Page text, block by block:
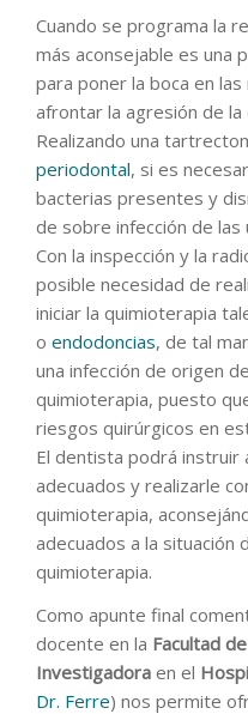
Cuando se programa la
más aconsejable es una
para poner la boca en
afrontar la agresión de la
Realizando una
periodontal, si es
bacterias presentes y
de sobre infección de las
Con la inspección y la
posible necesidad de
iniciar la quimioterapia
o endodoncias, de tal
una infección de origen
quimioterapia, puesto
riesgos quirúrgicos en
El dentista podrá instruir
adecuados y realizarle
quimioterapia,
adecuados a la situación
quimioterapia.
Como apunte final
docente en la Facultad
Investigadora en el
Dr. Ferre) nos permite